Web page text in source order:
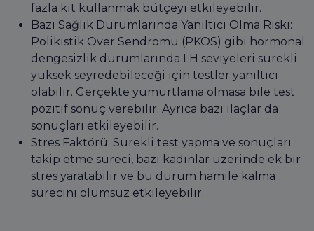
fazla kit kullanmak bütçeyi etkileyebilir.
Bazı Sağlık Durumlarında Yanıltıcı Olma Riski:
Polikistik Over Sendromu (PKOS) gibi hormonal
dengesizlik durumlarında LH seviyeleri sürekli
yüksek seyredebileceği için testler yanıltıcı
olabilir. Gerçekte yumurtlama olmasa bile test
pozitif sonuç verebilir. Ayrıca bazı ilaçlar da
sonuçları etkileyebilir.
Stres Faktörü: Sürekli test yapma ve sonuçları
takip etme süreci, bazı kadınlar üzerinde ek bir
stres yaratabilir ve bu durum hamile kalma
sürecini olumsuz etkileyebilir.